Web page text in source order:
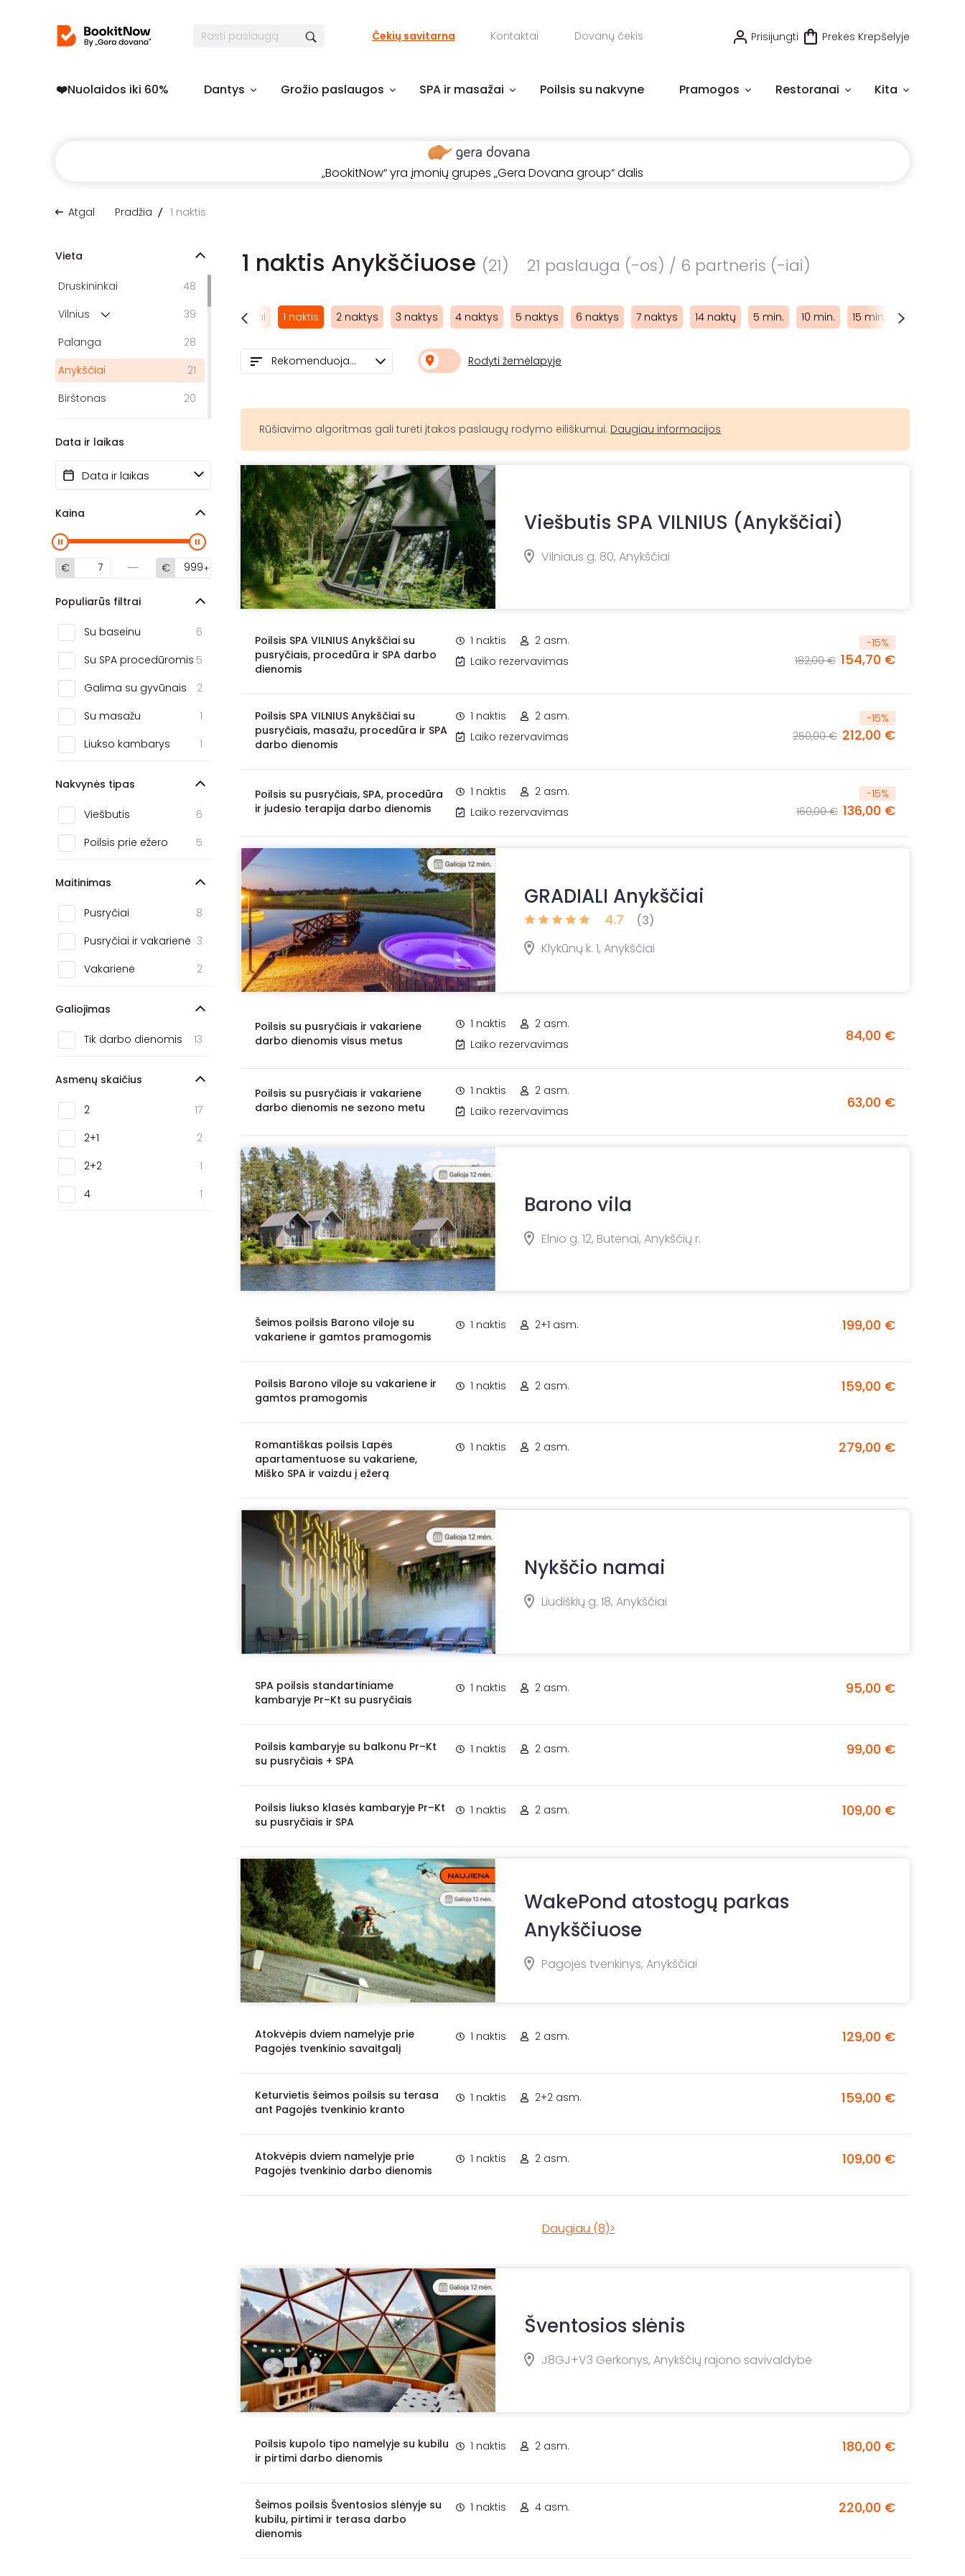
Čekių savitarna Kontaktai Dovanų čekis Prisijungti Prekės Krepšelyje
❤️️Nuolaidos iki 60% Dantys Grožio paslaugos SPA ir masažai Poilsis su nakvyne Pramogos Restoranai Kita
„BookitNow“ yra įmonių grupės „Gera Dovana group“ dalis
Atgal Pradžia 1 naktis
1 naktis Anykščiuose (21) 21 paslauga (-os) / 6 partneris (-iai)
1 ratas 2 ratai 4 ratai 5 ratai 1 naktis 2 naktys 3 naktys 4 naktys 5 naktys 6 naktys 7 naktys 14 naktų 5 min. 10 min. 15 min. 20 min.
Vieta
Druskininkai
48
Vilnius
39
Palanga
28
Anykščiai
21
Birštonas
20
Trakai
Varėnos r.
10
Klaipėda
10
Kretinga
7
Panevėžys
Prienai
Jonava
Zarasai
Pakruojis
Šiauliai
Kaišiadorys
2
Šalčininkai
Ignalina
Neringa
Raseiniai
Data ir laikas
Kaina
€ €
Populiarūs filtrai
Su baseinu
6
Su SPA procedūromis 5
Galima su gyvūnais
2
Su masažu
1
Liukso kambarys
1
Nakvynės tipas
Viešbutis
6
Poilsis prie ežero
5
Maitinimas
Pusryčiai
8
Pusryčiai ir vakarienė 3
Vakarienė
2
Galiojimas
Tik darbo dienomis 13
Asmenų skaičius
2
17
2+1
2
2+2
1
4
1
Rekomenduojami Rodyti žemėlapyje
Rūšiavimo algoritmas gali turėti įtakos paslaugų rodymo eiliškumui. Daugiau informacijos
Viešbutis SPA VILNIUS (Anykščiai)
Vilniaus g. 80, Anykščiai
Poilsis SPA VILNIUS Anykščiai su
pusryčiais, procedūra ir SPA darbo
dienomis
1 naktis
2 asm.
Laiko rezervavimas
-15%
182,00 € 154,70 €
Poilsis SPA VILNIUS Anykščiai su
pusryčiais, masažu, procedūra ir SPA
darbo dienomis
1 naktis
2 asm.
Laiko rezervavimas
-15%
250,00 € 212,00 €
Poilsis su pusryčiais, SPA, procedūra
ir judesio terapija darbo dienomis
1 naktis
2 asm.
Laiko rezervavimas
-15%
160,00 € 136,00 €
GRADIALI Anykščiai
4.7
(3)
Klykūnų k. 1, Anykščiai
Poilsis su pusryčiais ir vakariene
darbo dienomis visus metus
1 naktis
2 asm.
Laiko rezervavimas
84,00 €
Poilsis su pusryčiais ir vakariene
darbo dienomis ne sezono metu
1 naktis
2 asm.
Laiko rezervavimas
63,00 €
Barono vila
Elnio g. 12, Butėnai, Anykščių r.
Šeimos poilsis Barono viloje su
vakariene ir gamtos pramogomis
1 naktis 2+1 asm. 199,00 €
Poilsis Barono viloje su vakariene ir
gamtos pramogomis
1 naktis 2 asm. 159,00 €
Romantiškas poilsis Lapės
apartamentuose su vakariene,
Miško SPA ir vaizdu į ežerą
1 naktis 2 asm. 279,00 €
Nykščio namai
Liudiškių g. 18, Anykščiai
SPA poilsis standartiniame
kambaryje Pr–Kt su pusryčiais
1 naktis 2 asm. 95,00 €
Poilsis kambaryje su balkonu Pr–Kt
su pusryčiais + SPA
1 naktis 2 asm. 99,00 €
Poilsis liukso klasės kambaryje Pr–Kt
su pusryčiais ir SPA
1 naktis 2 asm. 109,00 €
WakePond atostogų parkas
Anykščiuose
Pagojės tvenkinys, Anykščiai
Atokvėpis dviem namelyje prie
Pagojės tvenkinio savaitgalį
1 naktis 2 asm. 129,00 €
Keturvietis šeimos poilsis su terasa
ant Pagojės tvenkinio kranto
1 naktis 2+2 asm. 159,00 €
Atokvėpis dviem namelyje prie
Pagojės tvenkinio darbo dienomis
1 naktis 2 asm. 109,00 €
Daugiau (8)>
Šventosios slėnis
J8GJ+V3 Gerkonys, Anykščių rajono savivaldybė
Poilsis kupolo tipo namelyje su kubilu
ir pirtimi darbo dienomis
1 naktis 2 asm. 180,00 €
Šeimos poilsis Šventosios slėnyje su
kubilu, pirtimi ir terasa darbo
dienomis
1 naktis 4 asm. 220,00 €